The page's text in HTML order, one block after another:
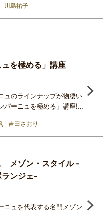
志向の高まりとともに、
ています。本シリーズで
2弾として、産地ごとの
イル、品種の個性に焦点
にわたりドイツワインの
変化する
川島祐子
ュを極める」講座
ュのラインナップが物凄い
パーニュを極める」講座!!
ュのラインナップに拘
仕方などにも工夫を凝ら
ヴァーの皆様に、大いに
いるのが、この講座です。
言で表すなら、それは
練さを生み
吉田さおり
メゾン・スタイル -
ンジェ-
ニュを代表する名門メゾン